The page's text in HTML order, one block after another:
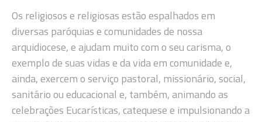
Os religiosos e religiosas estão espalhados em
diversas paróquias e comunidades de nossa
arquidiocese, e ajudam muito com o seu carisma, o
exemplo de suas vidas e da vida em comunidade e,
ainda, exercem o serviço pastoral, missionário, social,
sanitário ou educacional e, também, animando as
celebrações Eucarísticas, catequese e impulsionando a